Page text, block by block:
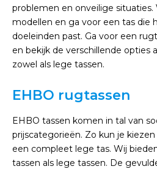
problemen en onveilige situaties.
modellen en ga voor een tas die
doeleinden past. Ga voor een
en bekijk de verschillende opties
zowel als lege tassen.
EHBO rugtassen
EHBO tassen komen in tal van
prijscategorieën. Zo kun je
een compleet lege tas. Wij
tassen als lege tassen. De